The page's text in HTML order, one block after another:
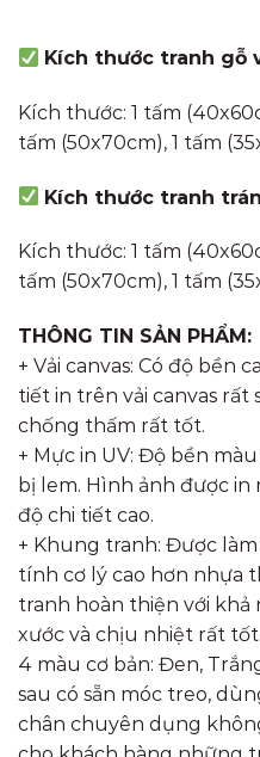
Kích thước tranh gỗ
Kích thước: 1 tấm
tấm (50x70cm), 1 tấm
Kích thước tranh
Kích thước: 1 tấm
tấm (50x70cm), 1 tấm
THÔNG TIN SẢN PHẨM:
+ Vải canvas: Có độ bền
tiết in trên vải canvas rất
chống thấm rất tốt.
+ Mực in UV: Độ bền
bị lem. Hình ảnh được in
độ chi tiết cao.
+ Khung tranh: Được
tính cơ lý cao hơn nhựa
tranh hoàn thiện với
xước và chịu nhiệt rất
4 màu cơ bản: Đen,
sau có sẵn móc treo,
chân chuyên dụng